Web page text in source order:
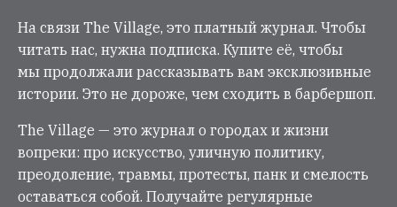
На связи The Village, это платный журнал. Чтобы
читать нас, нужна подписка. Купите её, чтобы
мы продолжали рассказывать вам эксклюзивные
истории. Это не дороже, чем сходить в барбершоп.
The Village — это журнал о городах и жизни
вопреки: про искусство, уличную политику,
преодоление, травмы, протесты, панк и смелость
оставаться собой. Получайте регулярные